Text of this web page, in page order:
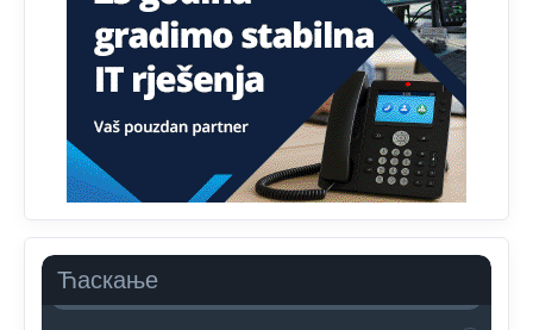
Ћаскање
Анонимно2806721 јуче 12:39
791 BiH nije priznala Kosovo kao nezavisnu državu jer
genocidna tvorevina pravi smetnju a recimo Srbija je
davnopriznala.Na svakom proizvodu iz Srbije stoji -
uvoznik za Kosovo
Анонимно2806721 јуче 12:45
da brani? A imamo vojsku Kosova kojoj želimo svako
dobro i da se što bolje opreme